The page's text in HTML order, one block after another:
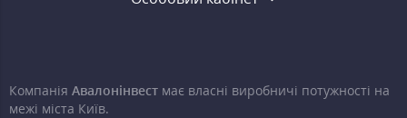
Компанія Авалонінвест має власні виробничі потужності на
межі міста Київ.